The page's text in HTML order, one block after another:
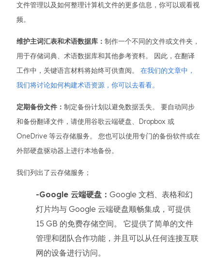
文件管理以及如何整理计算机文件的更多信息，你可以观看视
频。
维护主词汇表和术语数据库： 制作一个不同的文件或文件夹，
用于存储词典、术语数据库和其他参考资料。 因此，在翻译
工作中，关键语言材料将始终可供查阅。 在我们的文章中，
我们将讨论如何构建术语资源，你可以去看看。
定期备份文件： 制定备份计划以避免数据丢失。 要自动同步
和备份翻译文件，请使用谷歌云端硬盘、Dropbox 或
OneDrive 等云存储服务。 您也可以使用专门的备份软件或在
外部硬盘驱动器上进行本地备份。
我们列出了云存储服务；
-Google 云端硬盘： Google 文档、表格和幻
灯片均与 Google 云端硬盘顺畅集成，可提供
15 GB 的免费存储空间。 它提供了简单的文件
管理和团队合作功能，并且可以从任何连接互联
网的设备进行访问。